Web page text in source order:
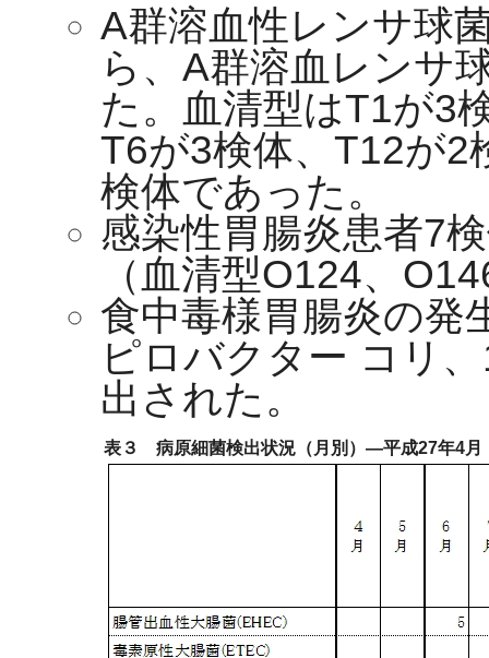
A群溶血性レンサ球
ら、A群溶血レンサ
た。血清型はT1が3
T6が3検体、T12が2
検体であった。
感染性胃腸炎患者7
（血清型O124、
食中毒様胃腸炎の発
ピロバクター コリ
出された。
表３ 病原細菌検出状況（月別）―平成27年4月